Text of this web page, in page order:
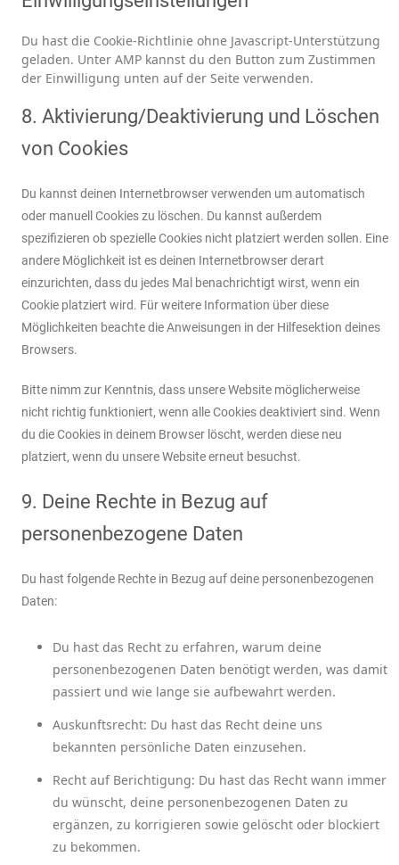
Du hast die Cookie-Richtlinie ohne Javascript-Unterstützung
geladen. Unter AMP kannst du den Button zum Zustimmen
der Einwilligung unten auf der Seite verwenden.
8. Aktivierung/Deaktivierung und Löschen
von Cookies
Du kannst deinen Internetbrowser verwenden um automatisch
oder manuell Cookies zu löschen. Du kannst außerdem
spezifizieren ob spezielle Cookies nicht platziert werden sollen. Eine
andere Möglichkeit ist es deinen Internetbrowser derart
einzurichten, dass du jedes Mal benachrichtigt wirst, wenn ein
Cookie platziert wird. Für weitere Information über diese
Möglichkeiten beachte die Anweisungen in der Hilfesektion deines
Browsers.
Bitte nimm zur Kenntnis, dass unsere Website möglicherweise
nicht richtig funktioniert, wenn alle Cookies deaktiviert sind. Wenn
du die Cookies in deinem Browser löscht, werden diese neu
platziert, wenn du unsere Website erneut besuchst.
9. Deine Rechte in Bezug auf
personenbezogene Daten
Du hast folgende Rechte in Bezug auf deine personenbezogenen
Daten:
Du hast das Recht zu erfahren, warum deine
personenbezogenen Daten benötigt werden, was damit
passiert und wie lange sie aufbewahrt werden.
Auskunftsrecht: Du hast das Recht deine uns
bekannten persönliche Daten einzusehen.
Recht auf Berichtigung: Du hast das Recht wann immer
du wünscht, deine personenbezogenen Daten zu
ergänzen, zu korrigieren sowie gelöscht oder blockiert
zu bekommen.